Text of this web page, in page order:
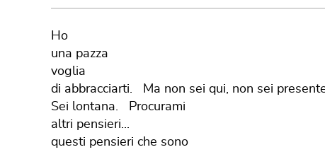
Ho
una pazza
voglia
di abbracciarti. Ma non sei qui, non sei
Sei lontana. Procurami
altri pensieri...
questi pensieri che sono